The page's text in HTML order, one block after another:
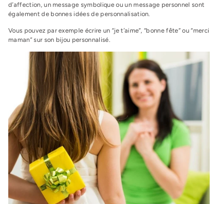
d’affection, un message symboliqueou un message personnel sont
également de bonnes idées de personnalisation.
Vous pouvez par exemple écrire un “je t’aime”, “bonne fête” ou “merci
maman” sur son bijou personnalisé.